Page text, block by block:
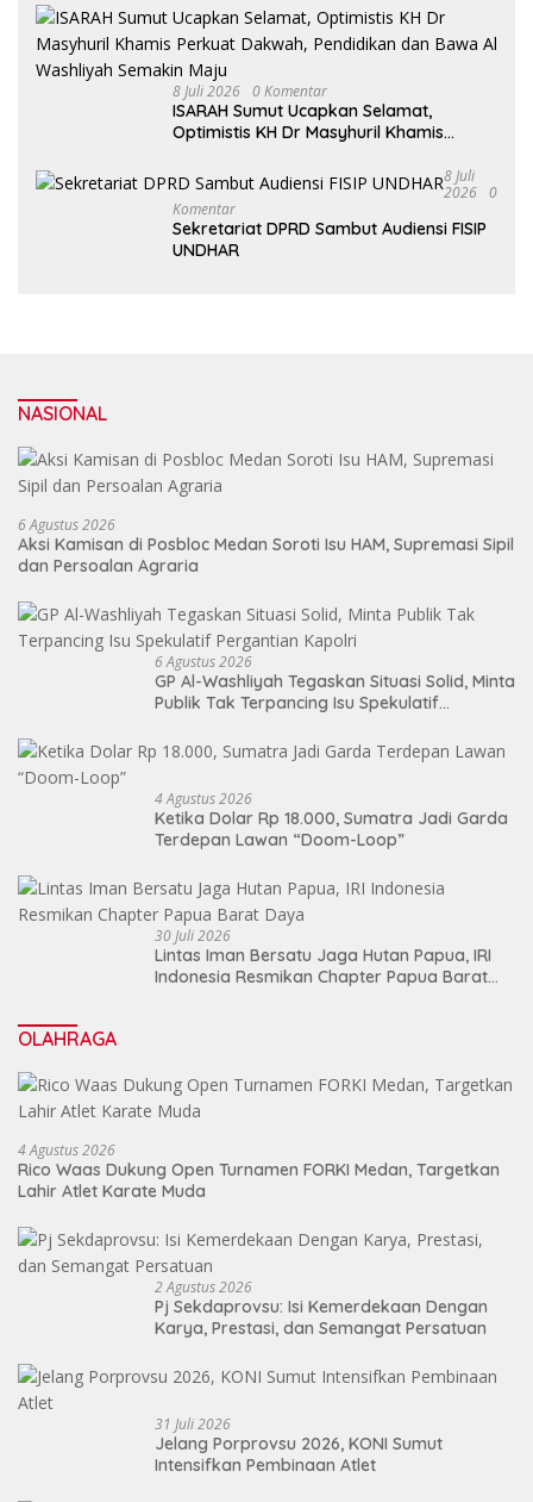
8 Juli 2026 0 Komentar
ISARAH Sumut Ucapkan Selamat,
Optimistis KH Dr Masyhuril Khamis
Al Washliyah Semakin Maju
8 Juli
2026 0
Komentar
Sekretariat DPRD Sambut Audiensi FISIP
UNDHAR
NASIONAL
6 Agustus 2026
Aksi Kamisan di Posbloc Medan Soroti Isu HAM, Supremasi Sipil
dan Persoalan Agraria
6 Agustus 2026
GP Al-Washliyah Tegaskan Situasi Solid, Minta
Publik Tak Terpancing Isu Spekulatif
4 Agustus 2026
Ketika Dolar Rp 18.000, Sumatra Jadi Garda
Terdepan Lawan “Doom-Loop”
30 Juli 2026
Lintas Iman Bersatu Jaga Hutan Papua, IRI
Indonesia Resmikan Chapter Papua Barat
OLAHRAGA
4 Agustus 2026
Rico Waas Dukung Open Turnamen FORKI Medan, Targetkan
Lahir Atlet Karate Muda
2 Agustus 2026
Pj Sekdaprovsu: Isi Kemerdekaan Dengan
Karya, Prestasi, dan Semangat Persatuan
31 Juli 2026
Jelang Porprovsu 2026, KONI Sumut
Intensifkan Pembinaan Atlet